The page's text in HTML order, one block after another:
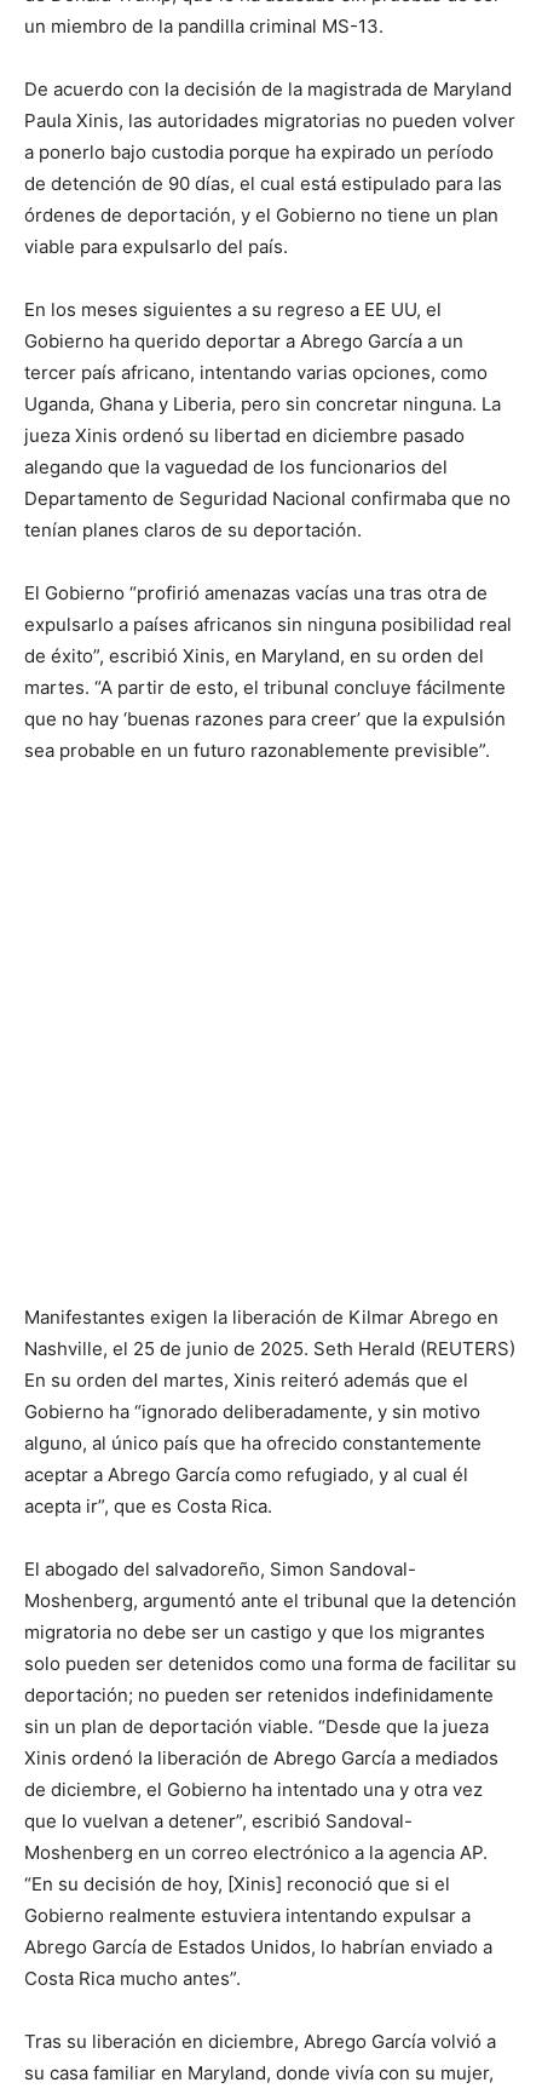
un miembro de la pandilla criminal MS-13.
De acuerdo con la decisión de la magistrada de Maryland
Paula Xinis, las autoridades migratorias no pueden volver
a ponerlo bajo custodia porque ha expirado un período
de detención de 90 días, el cual está estipulado para las
órdenes de deportación, y el Gobierno no tiene un plan
viable para expulsarlo del país.
En los meses siguientes a su regreso a EE UU, el
Gobierno ha querido deportar a Abrego García a un
tercer país africano, intentando varias opciones, como
Uganda, Ghana y Liberia, pero sin concretar ninguna. La
jueza Xinis ordenó su libertad en diciembre pasado
alegando que la vaguedad de los funcionarios del
Departamento de Seguridad Nacional confirmaba que no
tenían planes claros de su deportación.
El Gobierno “profirió amenazas vacías una tras otra de
expulsarlo a países africanos sin ninguna posibilidad real
de éxito”, escribió Xinis, en Maryland, en su orden del
martes. “A partir de esto, el tribunal concluye fácilmente
que no hay ‘buenas razones para creer’ que la expulsión
sea probable en un futuro razonablemente previsible”.
Manifestantes exigen la liberación de Kilmar Abrego en
Nashville, el 25 de junio de 2025. Seth Herald (REUTERS)
En su orden del martes, Xinis reiteró además que el
Gobierno ha “ignorado deliberadamente, y sin motivo
alguno, al único país que ha ofrecido constantemente
aceptar a Abrego García como refugiado, y al cual él
acepta ir”, que es Costa Rica.
El abogado del salvadoreño, Simon Sandoval-
Moshenberg, argumentó ante el tribunal que la detención
migratoria no debe ser un castigo y que los migrantes
solo pueden ser detenidos como una forma de facilitar su
deportación; no pueden ser retenidos indefinidamente
sin un plan de deportación viable. “Desde que la jueza
Xinis ordenó la liberación de Abrego García a mediados
de diciembre, el Gobierno ha intentado una y otra vez
que lo vuelvan a detener”, escribió Sandoval-
Moshenberg en un correo electrónico a la agencia AP.
“En su decisión de hoy, [Xinis] reconoció que si el
Gobierno realmente estuviera intentando expulsar a
Abrego García de Estados Unidos, lo habrían enviado a
Costa Rica mucho antes”.
Tras su liberación en diciembre, Abrego García volvió a
su casa familiar en Maryland, donde vivía con su mujer,